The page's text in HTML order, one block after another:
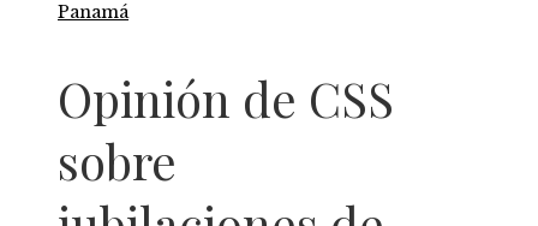
Panamá
Opinión de CSS
sobre